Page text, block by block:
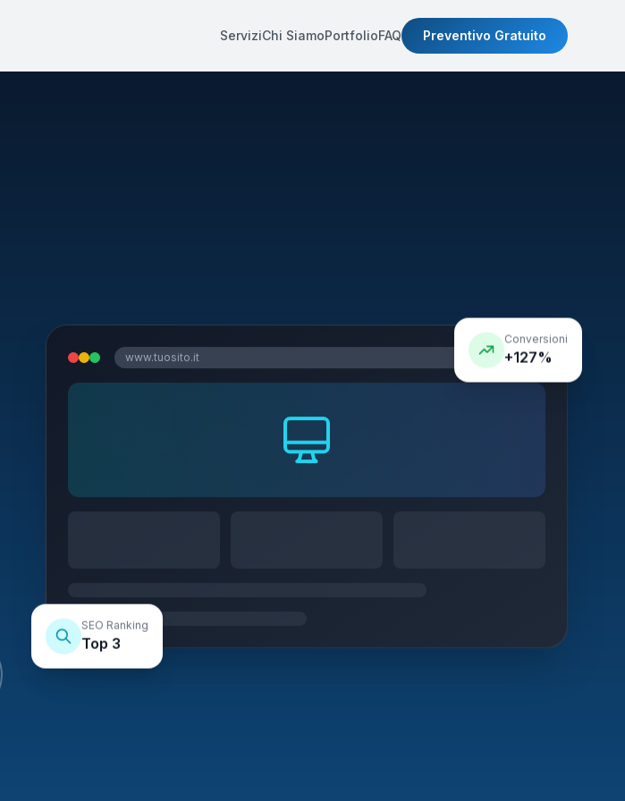
ServiziChi SiamoPortfolioFAQ Preventivo Gratuito
www.tuosito.it
Conversioni
+127%
SEO Ranking
Top 3